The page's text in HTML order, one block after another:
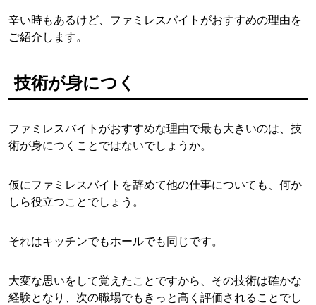
辛い時もあるけど、ファミレスバイトがおすすめの理由を
ご紹介します。
技術が身につく
ファミレスバイトがおすすめな理由で最も大きいのは、技
術が身につくことではないでしょうか。
仮にファミレスバイトを辞めて他の仕事についても、何か
しら役立つことでしょう。
それはキッチンでもホールでも同じです。
大変な思いをして覚えたことですから、その技術は確かな
経験となり、次の職場でもきっと高く評価されることでし